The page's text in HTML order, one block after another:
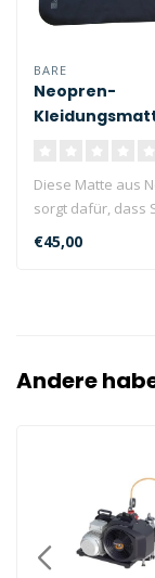
BARE
Neopren-
Diese Matte aus
sorgt dafür, dass
vor und nach dem
Tauchgang u..
€45,00
Andere